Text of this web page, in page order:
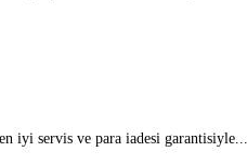
iyi servis ve para iadesi